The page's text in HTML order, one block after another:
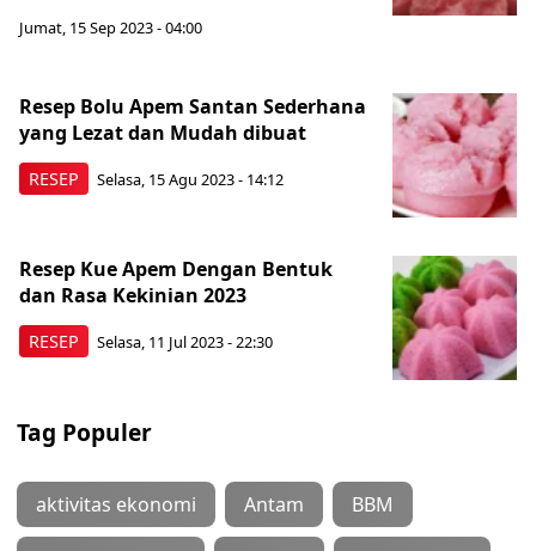
Jumat, 15 Sep 2023 - 04:00
RESEP
Resep Bolu Apem Santan Sederhana
yang Lezat dan Mudah dibuat
Selasa, 15 Agu 2023 - 14:12
RESEP
Resep Kue Apem Dengan Bentuk
dan Rasa Kekinian 2023
Selasa, 11 Jul 2023 - 22:30
Tag Populer
aktivitas ekonomi Antam BBM